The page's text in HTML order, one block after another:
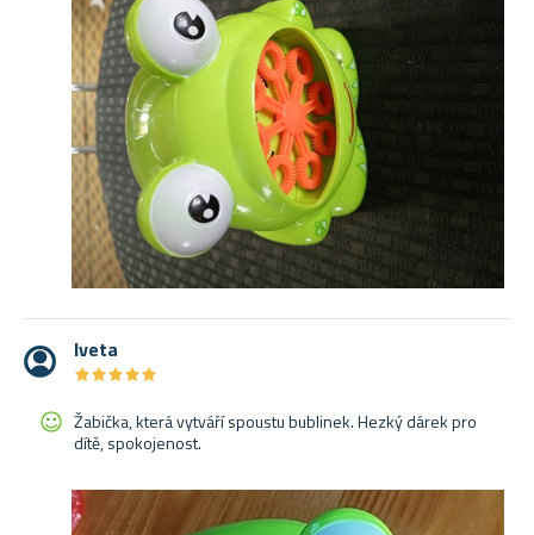
Iveta
★★★★★
★★★★★
Žabička, která vytváří spoustu bublinek. Hezký dárek pro
dítě, spokojenost.